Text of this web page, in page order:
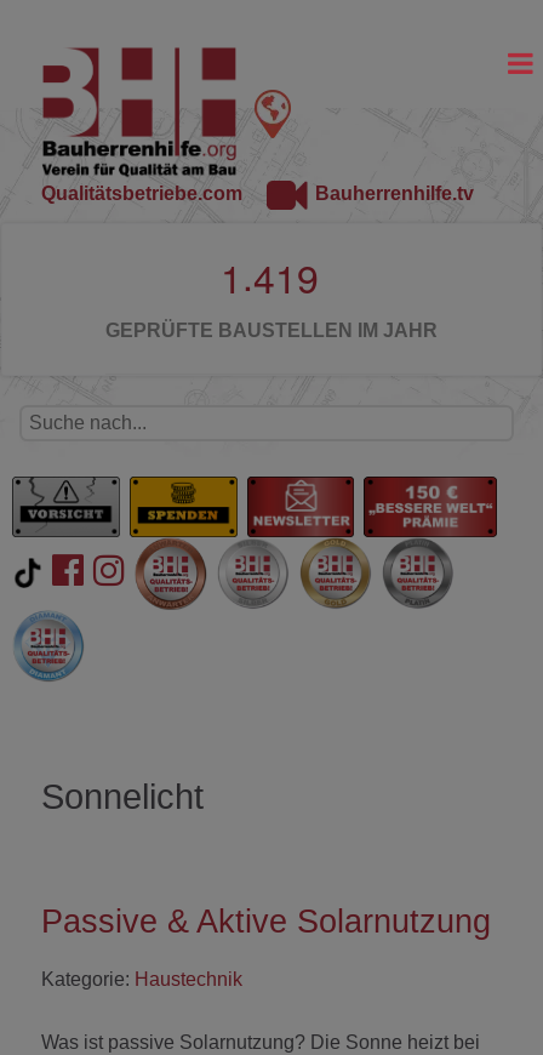
Qualitätsbetriebe.com Bauherrenhilfe.tv
1 .419
GEPRÜFTE BAUSTELLEN IM JAHR
Sonnelicht
Passive & Aktive Solarnutzung
Kategorie: Haustechnik
Was ist passive Solarnutzung? Die Sonne heizt bei